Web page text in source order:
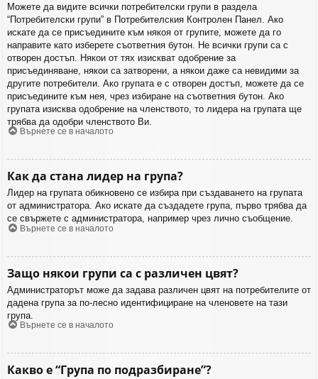
Можете да видите всички потребителски групи в раздела
“Потребителски групи” в Потребителския Контролен Панел. Ако
искате да се присъедините към някоя от групите, можете да го
направите като изберете съответния бутон. Не всички групи са с
отворен достъп. Някои от тях изискват одобрение за
присъединяване, някои са затворени, а някои даже са невидими за
другите потребители. Ако групата е с отворен достъп, можете да се
присъедините към нея, чрез избиране на съответния бутон. Ако
групата изисква одобрение на членството, то лидера на групата ще
трябва да одобри членството Ви.
Върнете се в началото
Как да стана лидер на група?
Лидер на групата обикновено се избира при създаването на групата
от администратора. Ако искате да създадете група, първо трябва да
се свържете с администратора, например чрез лично съобщение.
Върнете се в началото
Защо някои групи са с различен цвят?
Администраторът може да задава различен цвят на потребителите от
дадена група за по-лесно идентифициране на членовете на тази
група.
Върнете се в началото
Какво е “Група по подразбиране”?